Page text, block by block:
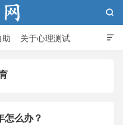

关于心理测试

怎么办？